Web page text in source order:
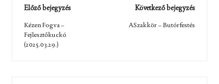
Post
navigation
Előző bejegyzés
Kézen Fogva –
Fejlesztőkuckó
(2025.03.29.)
Következő bejegyzés
ASzakkör – Butórfestés